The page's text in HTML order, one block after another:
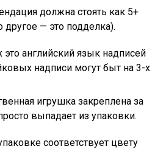
должна стоять как 5+
другое — это подделка).
английский язык надписей
надписи могут быт на 3-х
игрушка закреплена за
выпадает из упаковки.
соответствует цвету